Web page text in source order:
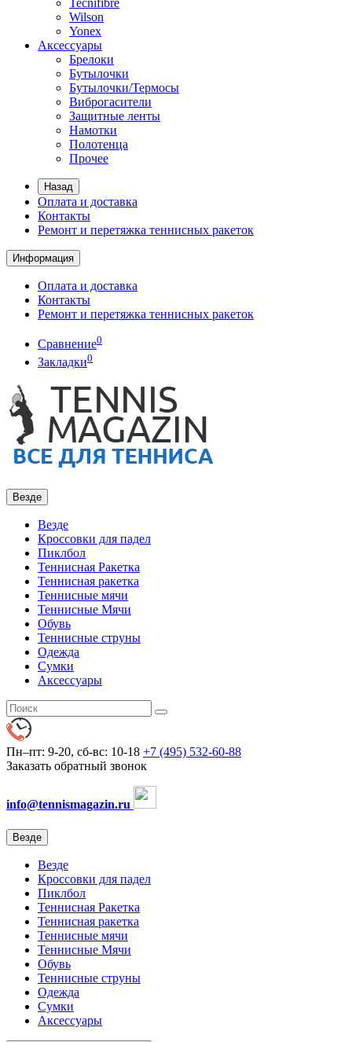
Tecnifibre
Wilson
Yonex
Аксессуары
Брелоки
Бутылочки
Бутылочки/Термосы
Виброгасители
Защитные ленты
Намотки
Полотенца
Прочее
Назад
Оплата и доставка
Контакты
Ремонт и перетяжка теннисных ракеток
Информация
Оплата и доставка
Контакты
Ремонт и перетяжка теннисных ракеток
Сравнение0
Закладки0
Везде
Везде
Кроссовки для падел
Пиклбол
Теннисная Ракетка
Теннисная ракетка
Теннисные мячи
Теннисные Мячи
Обувь
Теннисные струны
Одежда
Сумки
Аксессуары
Пн–пт: 9-20, сб-вс: 10-18 +7 (495) 532-60-88
Заказать обратный звонок
info@tennismagazin.ru
Везде
Везде
Кроссовки для падел
Пиклбол
Теннисная Ракетка
Теннисная ракетка
Теннисные мячи
Теннисные Мячи
Обувь
Теннисные струны
Одежда
Сумки
Аксессуары